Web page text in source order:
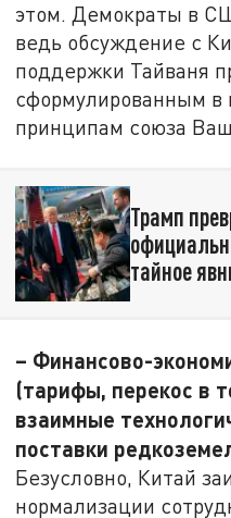
этом. Демократы в
ведь обсуждение с
поддержки Тайваня
сформулированным в
принципам союза
Трамп
тайное
– Финансово-
(тарифы, перекос в
взаимные
поставки
Безусловно, Китай
нормализации